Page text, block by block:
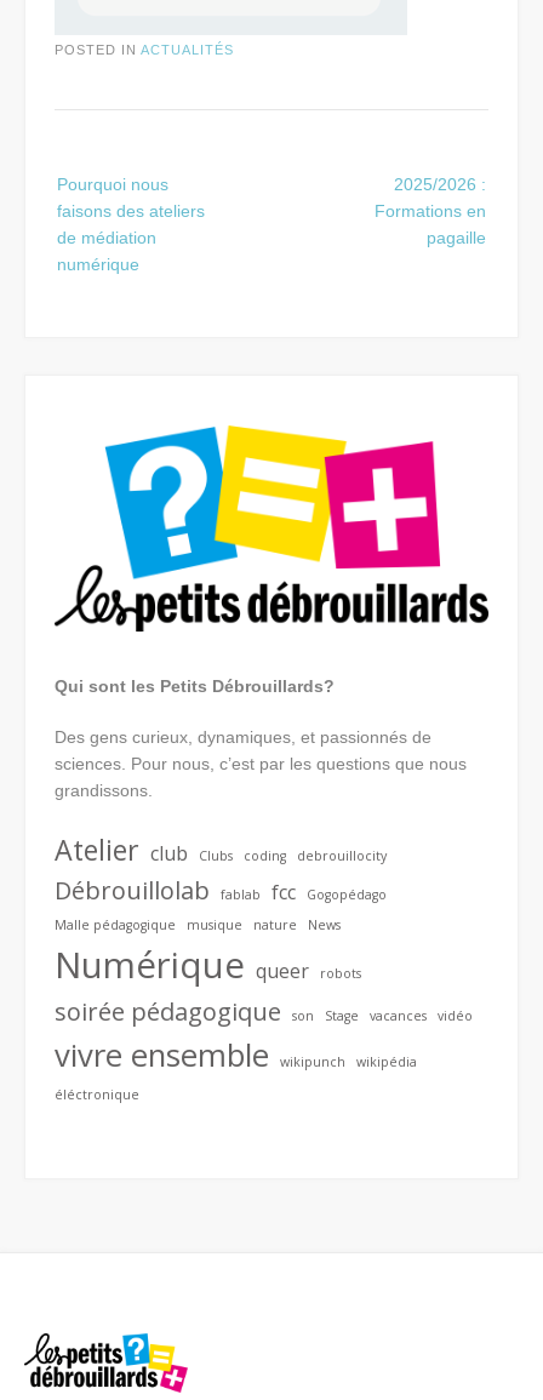
POSTED IN ACTUALITÉS
navigation
Pourquoi nous
faisons des ateliers
de médiation
numérique
2025/2026 :
Formations en
pagaille
Qui sont les Petits Débrouillards?
Des gens curieux, dynamiques, et passionnés de
sciences. Pour nous, c’est par les questions que nous
grandissons.
Atelier club Clubs coding debrouillocity
Débrouillolab fablab fcc
Gogopédago
Malle pédagogique
musique nature News
Numérique queer robots
soirée pédagogique son Stage vacances vidéo
vivre ensemble wikipunch
wikipédia
éléctronique